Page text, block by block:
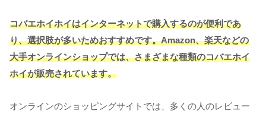
コバエホイホイはインターネットで購入するのが便利であ
り、選択肢が多いためおすすめです。Amazon、楽天などの
大手オンラインショップでは、さまざまな種類のコバエホイ
ホイが販売されています。
オンラインのショッピングサイトでは、多くの人のレビュー